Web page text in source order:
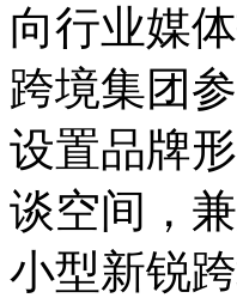
向行业媒
跨境集团
设置品牌
谈空间，
小型新锐